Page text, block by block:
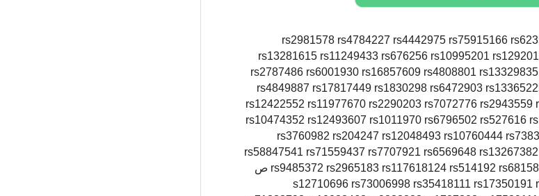
rs2981578 rs4784227 rs4442975 rs75915166
rs13281615 rs11249433 rs676256 rs10995201
rs2787486 rs6001930 rs16857609 rs4808801
rs4849887 rs17817449 rs1830298 rs6472903
rs12422552 rs11977670 rs2290203 rs7072776
rs10474352 rs12493607 rs1011970 rs6796502 rs527616
rs3760982 rs204247 rs12048493 rs10760444
rs58847541 rs71559437 rs7707921 rs6569648
rs9485372 rs2965183 rs117618124 rs514192 rs6815814 rs720475 rs11075995 rs745570 rs6122906 rs6725517 rs76535198 ص
s12710696 rs73006998 rs35418111